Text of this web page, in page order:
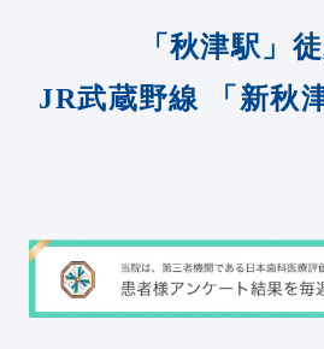
「秋津駅」
JR武蔵野線
「新秋